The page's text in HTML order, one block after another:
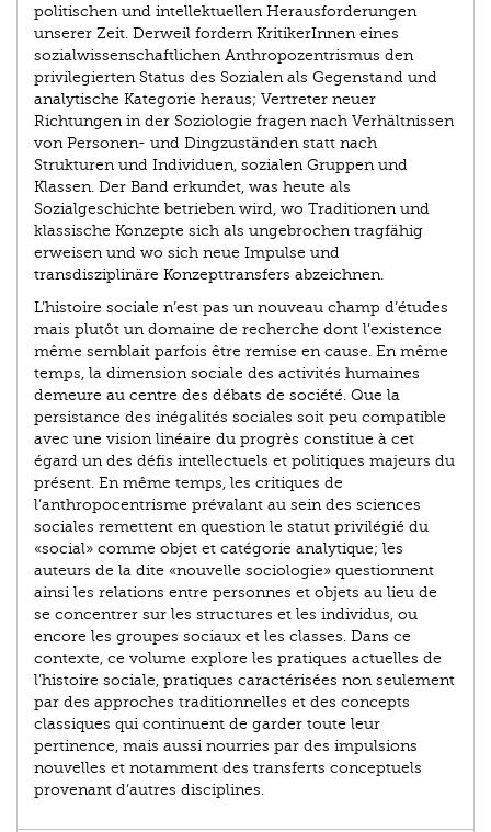
politischen und intellektuellen Herausforderungen
unserer Zeit. Derweil fordern KritikerInnen eines
sozialwissenschaftlichen Anthropozentrismus den
privilegierten Status des Sozialen als Gegenstand und
analytische Kategorie heraus; Vertreter neuer
Richtungen in der Soziologie fragen nach Verhältnissen
von Personen- und Dingzuständen statt nach
Strukturen und Individuen, sozialen Gruppen und
Klassen. Der Band erkundet, was heute als
Sozialgeschichte betrieben wird, wo Traditionen und
klassische Konzepte sich als ungebrochen tragfähig
erweisen und wo sich neue Impulse und
transdisziplinäre Konzepttransfers abzeichnen.
L’histoire sociale n’est pas un nouveau champ d’études
mais plutôt un domaine de recherche dont l’existence
même semblait parfois être remise en cause. En même
temps, la dimension sociale des activités humaines
demeure au centre des débats de société. Que la
persistance des inégalités sociales soit peu compatible
avec une vision linéaire du progrès constitue à cet
égard un des défis intellectuels et politiques majeurs du
présent. En même temps, les critiques de
l’anthropocentrisme prévalant au sein des sciences
sociales remettent en question le statut privilégié du
«social» comme objet et catégorie analytique; les
auteurs de la dite «nouvelle sociologie» questionnent
ainsi les relations entre personnes et objets au lieu de
se concentrer sur les structures et les individus, ou
encore les groupes sociaux et les classes. Dans ce
contexte, ce volume explore les pratiques actuelles de
l’histoire sociale, pratiques caractérisées non seulement
par des approches traditionnelles et des concepts
classiques qui continuent de garder toute leur
pertinence, mais aussi nourries par des impulsions
nouvelles et notamment des transferts conceptuels
provenant d’autres disciplines.